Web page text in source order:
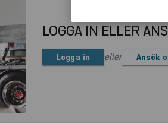
LOGGA IN ELLER
Logga in eller Ansök